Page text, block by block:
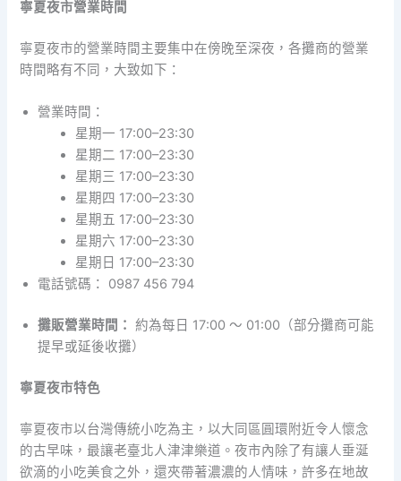
寧夏夜市營業時間
寧夏夜市的營業時間主要集中在傍晚至深夜，各攤商的營業
時間略有不同，大致如下：
營業時間：
星期一 17:00–23:30
星期二 17:00–23:30
星期三 17:00–23:30
星期四 17:00–23:30
星期五 17:00–23:30
星期六 17:00–23:30
星期日 17:00–23:30
電話號碼： 0987 456 794
攤販營業時間： 約為每日 17:00 ～ 01:00（部分攤商可能
提早或延後收攤）
寧夏夜市特色
寧夏夜市以台灣傳統小吃為主，以大同區圓環附近令人懷念
的古早味，最讓老臺北人津津樂道。夜市內除了有讓人垂涎
欲滴的小吃美食之外，還夾帶著濃濃的人情味，許多在地故